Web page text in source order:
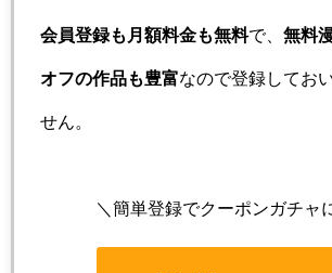
会員登録も月額料金も無料で、 無料
オフの作品も豊富なので登録してお
せん。
＼簡単登録でクーポンガチャ